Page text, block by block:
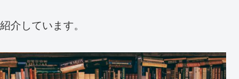
介しています。